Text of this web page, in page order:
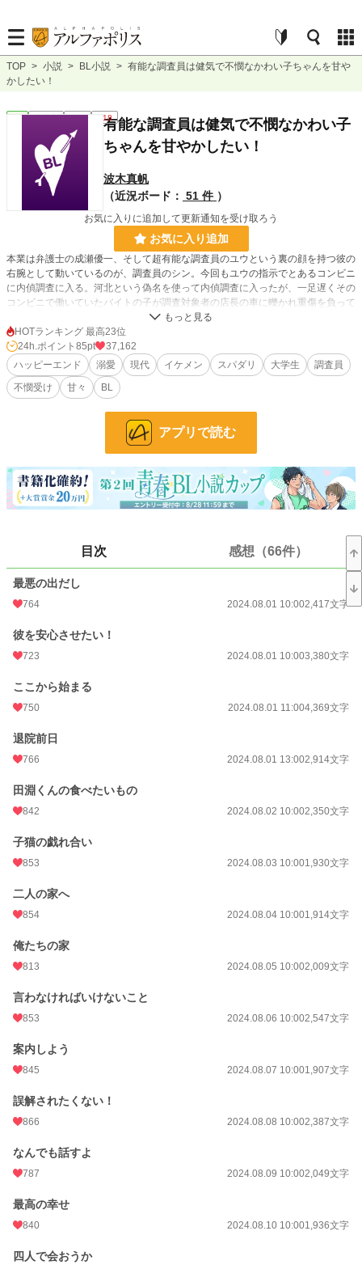
TOP > 小説 > BL小説 > 有能な調査員は健気で不憫なかわい子ちゃんを甘や
かしたい！
BL 連載中 短編 R18
有能な調査員は健気で不憫なかわい子
ちゃんを甘やかしたい！
波木真帆
（近況ボード： 51 件 ）
お気に入りに追加して更新通知を受け取ろう
お気に入り追加
本業は弁護士の成瀬優一、そして超有能な調査員のユウという裏の顔を持つ彼の
右腕として動いているのが、調査員のシン。今回もユウの指示でとあるコンビニ
に内偵調査に入る。河北という偽名を使って内偵調査に入ったが、一足遅くその
コンビニで働いていたバイトの子が調査対象者の店長の車に轢かれ重傷を負って
しまう。お見舞いがてら情報収集に向かったシンはバイトの子『田淵伊月』に一
目惚れ。なんとかコンビニ事件を解決したが、彼は二ヶ月の重傷を負ったまま働
くこともできない。入院代を支払えないと困っている彼にシンは自分が肩代わり
してあげる代わりに退院後に住み込みで家事をやってもらう約束を取り付けた。
そうして、シンが彼を落とす日々が始まる……。
『溺愛弁護士の裏の顔 〜僕はあなたを信じます』のスピンオフ小説なので同時
付き合うようになるまでなのでそこまでは長くならない予定ですが楽しくなった
『溺愛弁護士の裏の顔 〜僕はあなたを信じます』の番外編、内偵調査から話が
始まりますので、最初の部分は一度投稿したものを移動させています。今回の作
品を始めるにあたって、いくつか内容を変更しているところが出てきます。
11,616 位 / 228,620 件
BL 2,664 位 / 31,392 件
24h.ポイント 85 pt
週間ポイント
月間ポイント 2,974 pt (12,292 位)
年間ポイント
累計ポイント 589,182 pt (9,158 位)
HOTランキング 最高23位
24h.ポイント 85pt
37,162
ハッピーエンド
溺愛 現代 イケメン スパダリ 大学生
調査員
不憫受け
甘々 BL
アプリで読む
目次 感想（66件）
最悪の出だし
764 2024.08.01 10:002,417文字
彼を安心させたい！
723 2024.08.01 10:003,380文字
ここから始まる
750 2024.08.01 11:004,369文字
退院前日
766 2024.08.01 13:002,914文字
田淵くんの食べたいもの
842 2024.08.02 10:002,350文字
子猫の戯れ合い
853 2024.08.03 10:001,930文字
二人の家へ
854 2024.08.04 10:001,914文字
俺たちの家
813 2024.08.05 10:002,009文字
言わなければいけないこと
853 2024.08.06 10:002,547文字
案内しよう
845 2024.08.07 10:001,907文字
誤解されたくない！
866 2024.08.08 10:002,387文字
なんでも話すよ
787 2024.08.09 10:002,049文字
最高の幸せ
840 2024.08.10 10:001,936文字
四人で会おうか